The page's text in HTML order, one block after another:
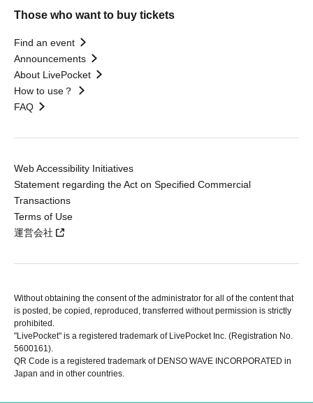
Those who want to buy tickets
Find an event
Announcements
About LivePocket
How to use？
FAQ
Web Accessibility Initiatives
Statement regarding the Act on Specified Commercial
Transactions
Terms of Use
運営会社
Without obtaining the consent of the administrator for all of the content that
is posted, be copied, reproduced, transferred without permission is strictly
prohibited.
"LivePocket" is a registered trademark of LivePocket Inc. (Registration No.
5600161).
QR Code is a registered trademark of DENSO WAVE INCORPORATED in
Japan and in other countries.